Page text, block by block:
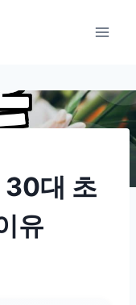
30대 초
유